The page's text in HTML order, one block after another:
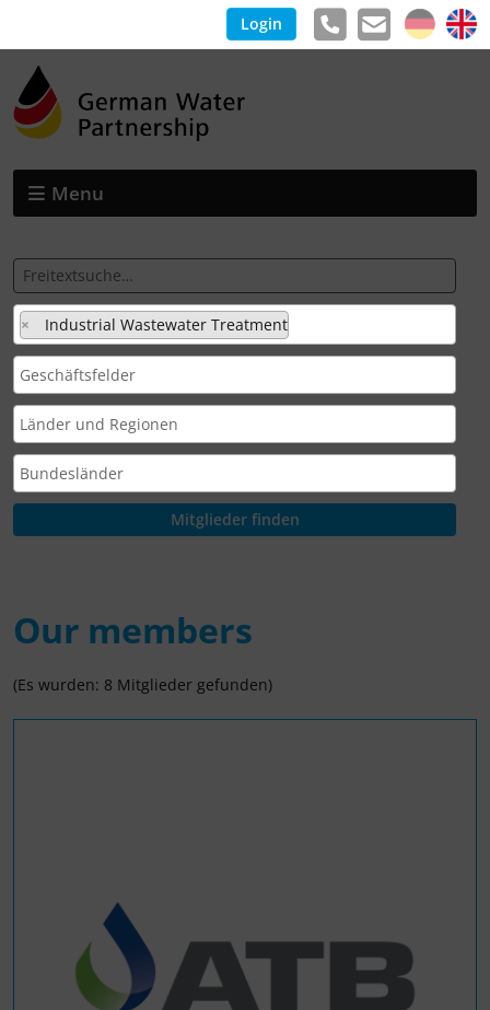
Login
Menu
× Industrial Wastewater Treatment
Our members
(Es wurden: 8 Mitglieder gefunden)